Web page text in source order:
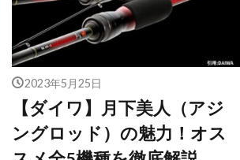
2023年5月25日
【ダイワ】月下美人（アジ
ングロッド）の魅力！オス